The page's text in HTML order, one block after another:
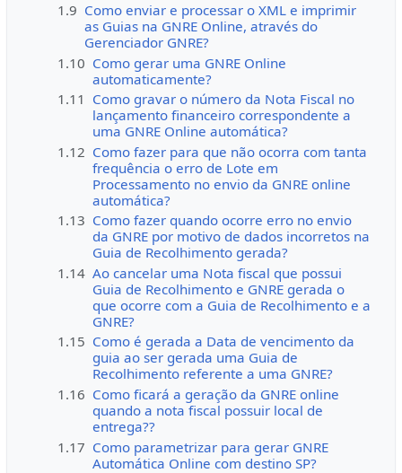
1.9 Como enviar e processar o XML e imprimir
as Guias na GNRE Online, através do
Gerenciador GNRE?
1.10 Como gerar uma GNRE Online
automaticamente?
1.11 Como gravar o número da Nota Fiscal no
lançamento financeiro correspondente a
uma GNRE Online automática?
1.12 Como fazer para que não ocorra com tanta
frequência o erro de Lote em
Processamento no envio da GNRE online
automática?
1.13 Como fazer quando ocorre erro no envio
da GNRE por motivo de dados incorretos na
Guia de Recolhimento gerada?
1.14 Ao cancelar uma Nota fiscal que possui
Guia de Recolhimento e GNRE gerada o
que ocorre com a Guia de Recolhimento e a
GNRE?
1.15 Como é gerada a Data de vencimento da
guia ao ser gerada uma Guia de
Recolhimento referente a uma GNRE?
1.16 Como ficará a geração da GNRE online
quando a nota fiscal possuir local de
entrega??
1.17 Como parametrizar para gerar GNRE
Automática Online com destino SP?